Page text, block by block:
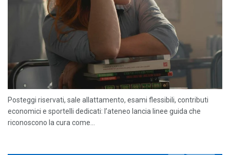
Posteggi riservati, sale allattamento, esami flessibili, contributi
economici e sportelli dedicati: l’ateneo lancia linee guida che
riconoscono la cura come...